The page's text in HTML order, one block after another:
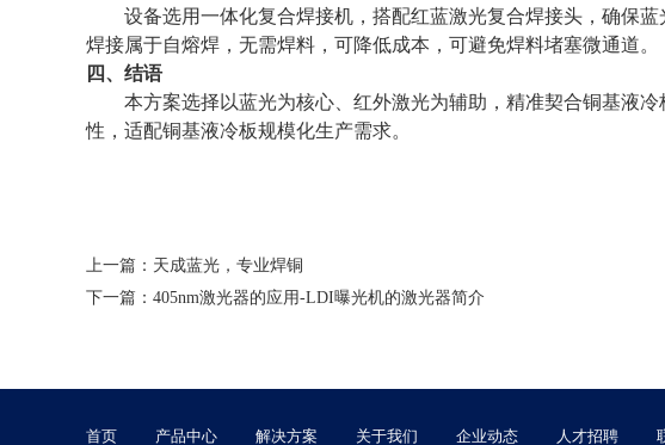
设备选用一体化复合焊接机，搭配红蓝激光复合焊接头，确保
焊接属于自熔焊，无需焊料，可降低成本，可避免焊料堵塞微通道。
四、结语
本方案选择以蓝光为核心、红外激光为辅助，精准契合铜基液
性，适配铜基液冷板规模化生产需求。
上一篇： 天成蓝光，专业焊铜
下一篇： 405nm激光器的应用-LDI曝光机的激光器简介
首页 产品中心 解决方案 关于我们 企业动态 人才招聘